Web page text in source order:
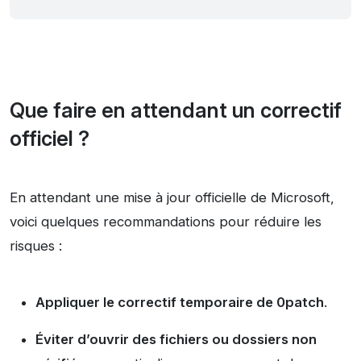
Que faire en attendant un correctif
officiel ?
En attendant une mise à jour officielle de Microsoft,
voici quelques recommandations pour réduire les
risques :
Appliquer le correctif temporaire de 0patch.
Éviter d’ouvrir des fichiers ou dossiers non